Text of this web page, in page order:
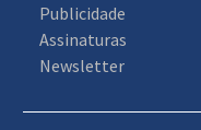
Publicidade
Assinaturas
Newsletter